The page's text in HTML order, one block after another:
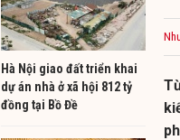
Hà Nội giao đất triển khai
dự án nhà ở xã hội 812 tỷ
đồng tại Bồ Đề